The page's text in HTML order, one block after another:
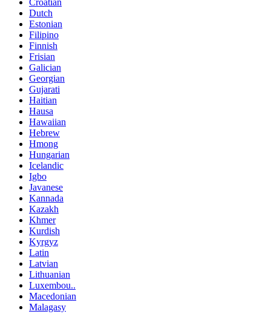
Dutch
Estonian
Filipino
Finnish
Frisian
Galician
Georgian
Gujarati
Haitian
Hausa
Hawaiian
Hebrew
Hmong
Hungarian
Icelandic
Igbo
Javanese
Kannada
Kazakh
Khmer
Kurdish
Kyrgyz
Latin
Latvian
Lithuanian
Luxembou..
Macedonian
Malagasy